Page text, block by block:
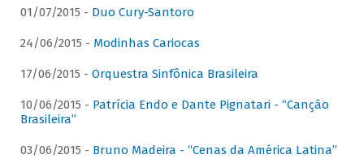
01/07/2015 - Duo Cury-Santoro
24/06/2015 - Modinhas Cariocas
17/06/2015 - Orquestra Sinfônica Brasileira
10/06/2015 - Patrícia Endo e Dante Pignatari - “Canção
Brasileira”
03/06/2015 - Bruno Madeira - “Cenas da América Latina”